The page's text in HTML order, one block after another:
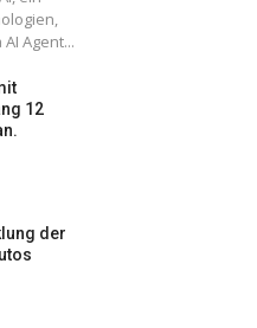
Agent...
12
der